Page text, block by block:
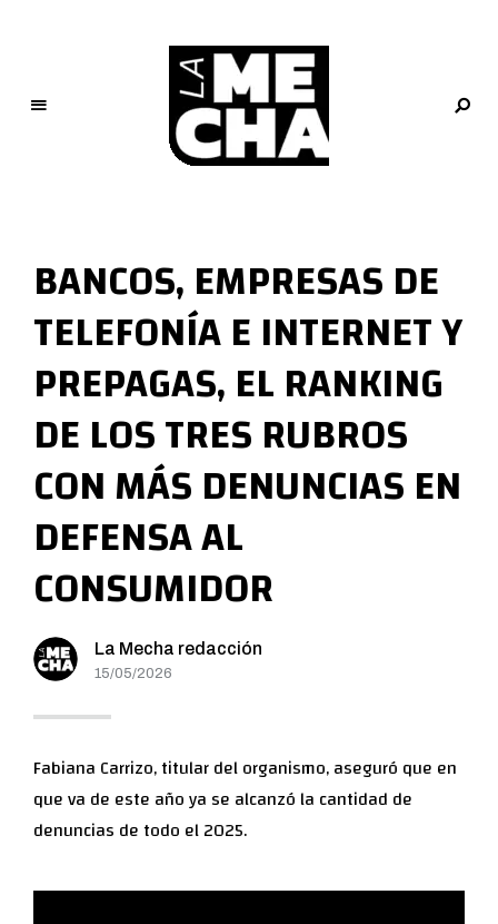
M
e
c
h
a
PERIODISMO DIGITAL
BANCOS, EMPRESAS DE
TELEFONÍA E INTERNET Y
PREPAGAS, EL RANKING
DE LOS TRES RUBROS
CON MÁS DENUNCIAS EN
DEFENSA AL
CONSUMIDOR
La Mecha redacción
15/05/2026
Fabiana Carrizo, titular del organismo, aseguró que en
que va de este año ya se alcanzó la cantidad de
denuncias de todo el 2025.